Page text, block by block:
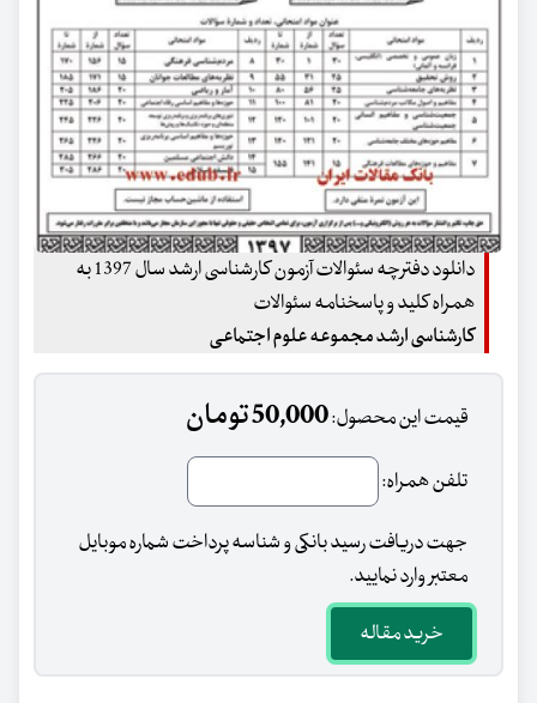
دانلود دفترچه سئوالات آزمون کارشناسی ارشد سال 1397 به
همراه کلید و پاسخنامه سئوالات
کارشناسی ارشد مجموعه علوم اجتماعی
قیمت این محصول:50,000 تومان
تلفن همراه:
جهت دریافت رسید بانکی و شناسه پرداخت شماره موبایل
معتبر وارد نمایید.
خرید مقاله